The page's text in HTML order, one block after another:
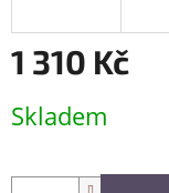
1 310 Kč
cena:
Skladem